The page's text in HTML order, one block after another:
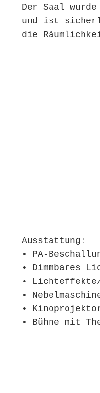
Der Saal
und ist
die
Ausstattung:
• PA-
• Dimmbares
• Lichteffekte/
•
• Kinoprojektor
• Bühne mit